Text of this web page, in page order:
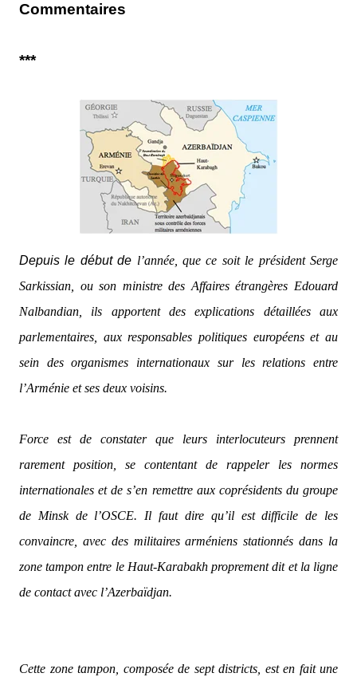
Commentaires
***
Depuis le début de l’année, que ce soit le président Serge
Sarkissian, ou son ministre des Affaires étrangères Edouard
Nalbandian, ils apportent des explications détaillées aux
parlementaires, aux responsables politiques européens et au
sein des organismes internationaux sur les relations entre
l’Arménie et ses deux voisins.
Force est de constater que leurs interlocuteurs prennent
rarement position, se contentant de rappeler les normes
internationales et de s’en remettre aux coprésidents du groupe
de Minsk de l’OSCE. Il faut dire qu’il est difficile de les
convaincre, avec des militaires arméniens stationnés dans la
zone tampon entre le Haut-Karabakh proprement dit et la ligne
de contact avec l’Azerbaïdjan.
Cette zone tampon, composée de sept districts, est en fait une